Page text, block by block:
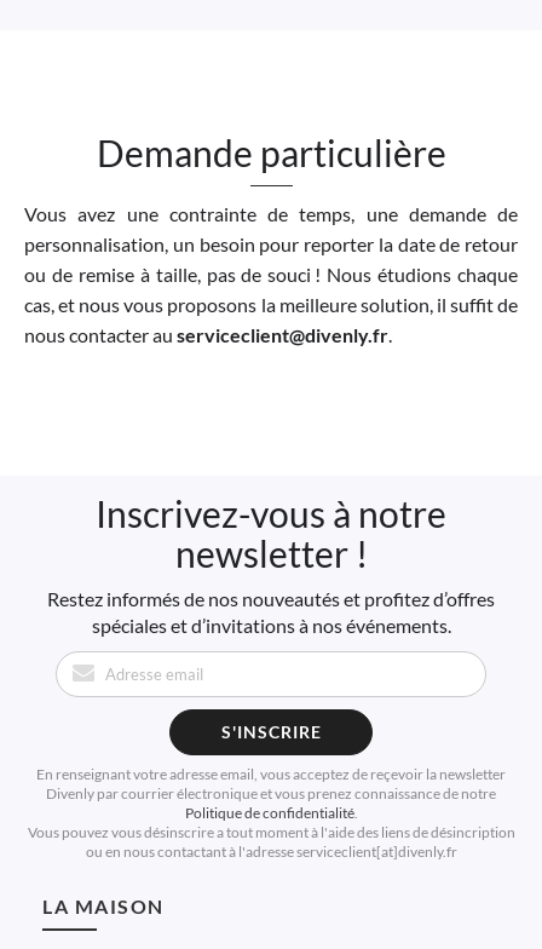
Demande particulière
Vous avez une contrainte de temps, une demande de
personnalisation, un besoin pour reporter la date de retour
ou de remise à taille, pas de souci ! Nous étudions chaque
cas, et nous vous proposons la meilleure solution, il suffit de
nous contacter au serviceclient@divenly.fr.
Inscrivez-vous à notre
newsletter !
Restez informés de nos nouveautés et profitez d’offres
spéciales et d’invitations à nos événements.
S'INSCRIRE
En renseignant votre adresse email, vous acceptez de reçevoir la newsletter
Divenly par courrier électronique et vous prenez connaissance de notre
Politique de confidentialité.
Vous pouvez vous désinscrire a tout moment à l'aide des liens de désincription
ou en nous contactant à l'adresse serviceclient[at]divenly.fr
LA MAISON